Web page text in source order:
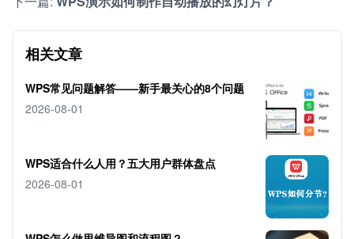
相关文章
WPS常见问题解答——新手最关心的8个问题
2026-08-01
WPS适合什么人用？五大用户群体盘点
2026-08-01